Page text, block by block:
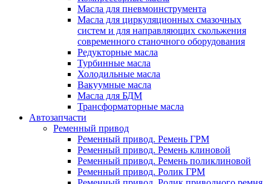
Масла для пневмоинструмента
Масла для циркуляционных смазочных
систем и для направляющих скольжения
современного станочного оборудования
Редукторные масла
Турбинные масла
Холодильные масла
Вакуумные масла
Масла для БДМ
Трансформаторные масла
Автозапчасти
Ременный привод
Ременный привод. Ремень ГРМ
Ременный привод. Ремень клиновой
Ременный привод. Ремень поликлиновой
Ременный привод. Ролик ГРМ